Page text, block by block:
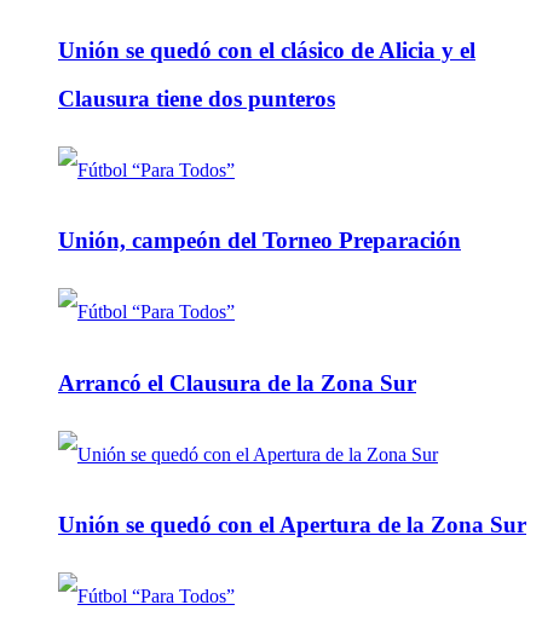
Unión se quedó con el clásico de Alicia y el
Clausura tiene dos punteros
Unión, campeón del Torneo Preparación
Arrancó el Clausura de la Zona Sur
Unión se quedó con el Apertura de la Zona Sur